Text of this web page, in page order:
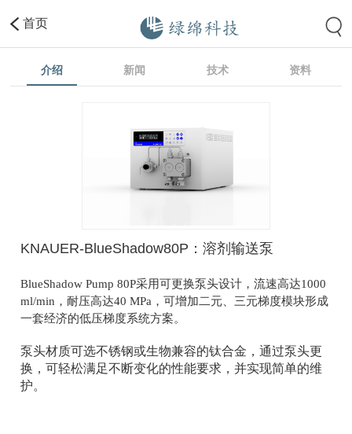
首页
介绍 新闻 技术 资料
KNAUER-BlueShadow80P：溶剂输送泵
BlueShadow Pump 80P采用可更换泵头设计，流速高达1000
ml/min，耐压高达40 MPa，可增加二元、三元梯度模块形成
一套经济的低压梯度系统方案。
泵头材质可选不锈钢或生物兼容的钛合金，通过泵头更
换，可轻松满足不断变化的性能要求，并实现简单的维
护。